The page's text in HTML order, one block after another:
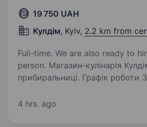
19 750 UAH
Кулдім, Kyiv, 2.2 km from
Full-time. We are also ready to
person. Магазин-кулінарія Кулдім в пошуках
прибиральниці. Графік роботи
прибирання торговельного
4 hrs. ago